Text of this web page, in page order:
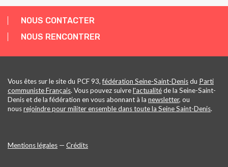
NOUS CONTACTER
NOUS RENCONTRER
Vous êtes sur le site du PCF 93,fédération Seine-Saint-Denisdu Parti
communiste Français. Vous pouvez suivrel'actualitéde la Seine-Saint-
Denis et de la fédération en vous abonnant à la newsletter, ou
nousrejoindre pour militer ensemble dans toute la Seine Saint-Denis.
Mentions légales — Crédits